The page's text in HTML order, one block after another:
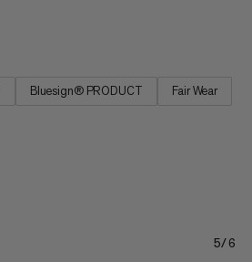
Bluesign® PRODUCT
Fair Wear
5/6